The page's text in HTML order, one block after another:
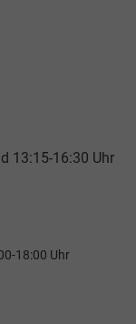
13:15-16:30 Uhr
18:00 Uhr